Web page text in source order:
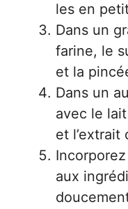
les en
Dans un
farine, le
et la
Dans un
avec le
et l’extrait
aux